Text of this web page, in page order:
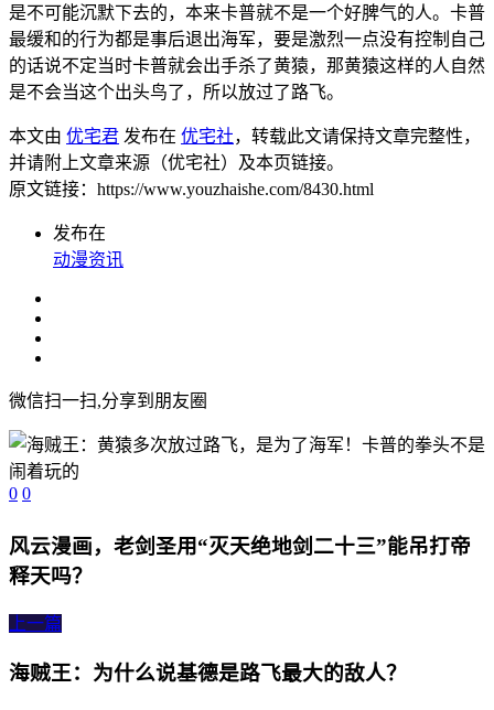
是不可能沉默下去的，本来卡普就不是一个好脾气的人。卡普
最缓和的行为都是事后退出海军，要是激烈一点没有控制自己
的话说不定当时卡普就会出手杀了黄猿，那黄猿这样的人自然
是不会当这个出头鸟了，所以放过了路飞。
本文由 优宅君 发布在 优宅社，转载此文请保持文章完整性，
并请附上文章来源（优宅社）及本页链接。
原文链接：https://www.youzhaishe.com/8430.html
发布在
动漫资讯
微信扫一扫,分享到朋友圈
0 0
风云漫画，老剑圣用“灭天绝地剑二十三”能吊打帝
释天吗？
上一篇
海贼王：为什么说基德是路飞最大的敌人？